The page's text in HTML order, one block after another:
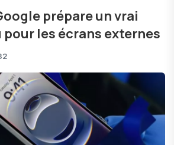
prépare un vrai
pour les écrans externes